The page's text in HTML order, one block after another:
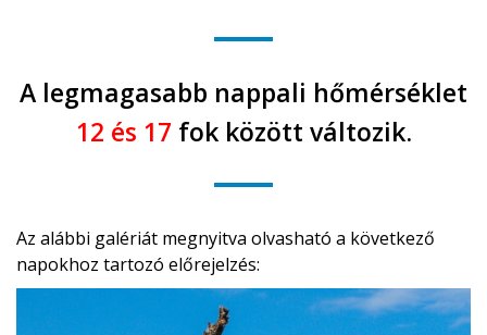
A legmagasabb nappali hőmérséklet
12 és 17 fok között változik.
Az alábbi galériát megnyitva olvasható a következő
napokhoz tartozó előrejelzés: